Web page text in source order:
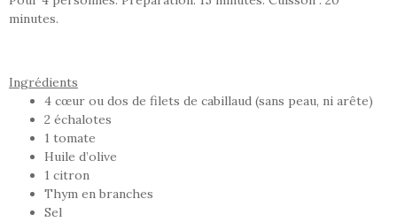
minutes.
Ingrédients
4 cœur ou dos de filets de cabillaud (sans peau, ni arête)
2 échalotes
1 tomate
Huile d’olive
1 citron
Thym en branches
Sel